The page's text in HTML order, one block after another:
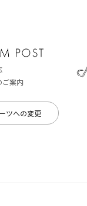
ご案内
ツへの変更